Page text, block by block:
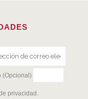
(Opcional)
privacidad .